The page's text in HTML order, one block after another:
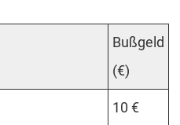
Bußgeld
(€)
10 €